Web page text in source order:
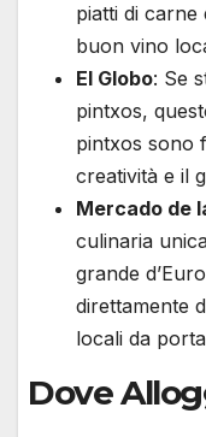
piatti di carne
buon vino
El Globo: Se
pintxos,
pintxos sono
creatività e il
Mercado de
culinaria
grande
direttamente
locali da
Dove